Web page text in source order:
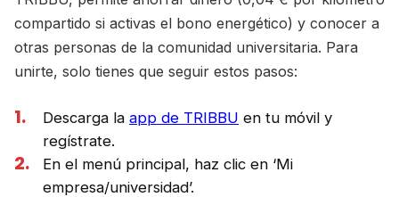
compartido si activas el bono energético) y conocer a
otras personas de la comunidad universitaria. Para
unirte, solo tienes que seguir estos pasos:
Descarga la app de TRIBBU en tu móvil y
regístrate.
En el menú principal, haz clic en ‘Mi
empresa/universidad’.